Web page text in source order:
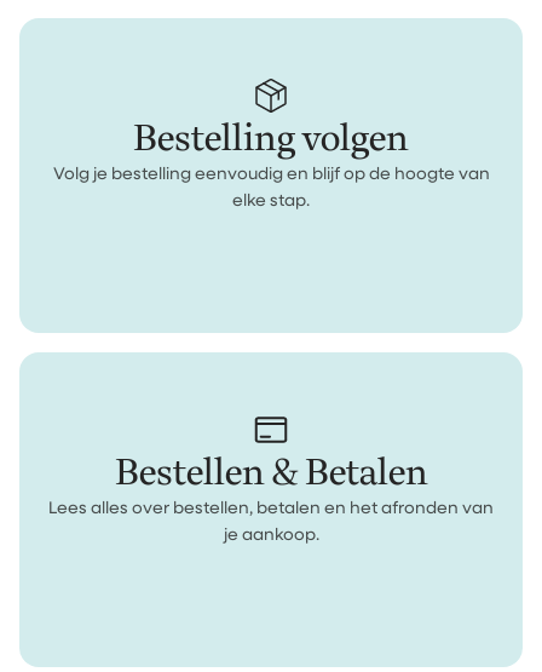
Bestelling volgen
Volg je bestelling eenvoudig en blijf op de hoogte van
elke stap.
Bestellen & Betalen
Lees alles over bestellen, betalen en het afronden van
je aankoop.